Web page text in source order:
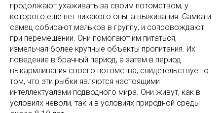
продолжают ухаживать за своим потомством, у
которого еще нет никакого опыта выживания. Самка и
самец собирают мальков в группу, и сопровождают
при перемещении. Они помогают им питаться,
измельчая более крупные объекты пропитания. Их
поведение в брачный период, а затем в период
выкармливания своего потомства, свидетельствует о
том, что эти рыбки являются настоящими
интеллектуалами подводного мира. Они живут, как в
условиях неволи, так и в условиях природной среды